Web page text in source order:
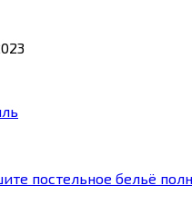
постельное бельё